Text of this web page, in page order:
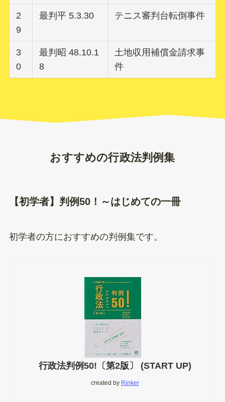
2
9
最判平 5.3.30 テニス審判台転倒事件
3
0
最判昭 48.10.1
8
土地収用補償金請求事
件
おすすめの行政法判例集
【初学者】判例50！～はじめての一冊
初学者の方におすすめの判例集です。
行政法判例50!〔第2版〕 (START UP)
created by Rinker